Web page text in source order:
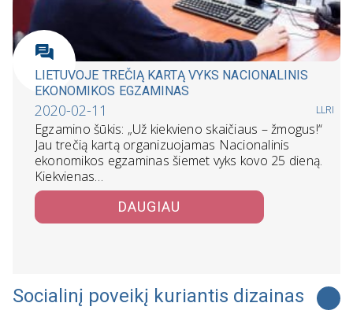
LIETUVOJE TREČIĄ KARTĄ VYKS NACIONALINIS
EKONOMIKOS EGZAMINAS
2020-02-11 LLRI
Egzamino šūkis: „Už kiekvieno skaičiaus – žmogus!“
Jau trečią kartą organizuojamas Nacionalinis
ekonomikos egzaminas šiemet vyks kovo 25 dieną.
Kiekvienas…
DAUGIAU
Socialinį poveikį kuriantis dizainas